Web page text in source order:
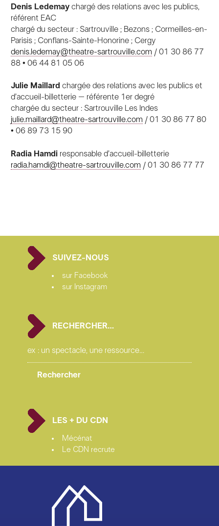
Denis Ledemay chargé des relations avec les publics,
référent EAC
chargé du secteur : Sartrouville ; Bezons ; Cormeilles-en-
Parisis ; Conflans-Sainte-Honorine ; Cergy
denis.ledemay@theatre-sartrouville.com / 01 30 86 77
88 • 06 44 81 05 06
Julie Maillard chargée des relations avec les publics et
d’accueil-billetterie – référente 1er degré
chargée du secteur : Sartrouville Les Indes
julie.maillard@theatre-sartrouville.com / 01 30 86 77 80
• 06 89 73 15 90
Radia Hamdi responsable d’accueil-billetterie
radia.hamdi@theatre-sartrouville.com / 01 30 86 77 77
SUIVEZ-NOUS
sur Facebook
sur Instagram
RECHERCHER…
LES + DU CDN
Mécénat
Le CDN recrute